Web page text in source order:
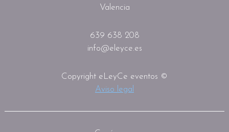
Valencia
639 638 208
info@eleyce.es
Copyright eLeyCe eventos ©
Aviso legal